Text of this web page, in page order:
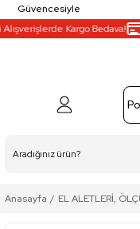
Güvencesiyle
Kargo Bedava!
Anasayfa EL ALETLERİ,